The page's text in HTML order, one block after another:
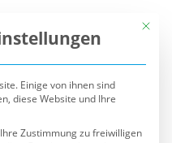
Mit
Einige von ihnen sind
diese Website und Ihre
Zustimmung zu freiwilligen